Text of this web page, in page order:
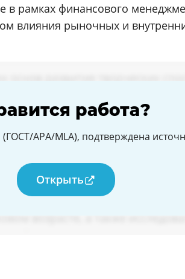
в рамках финансового
влияния рыночных и
работа?
APA/MLA), подтверждена
Открыть